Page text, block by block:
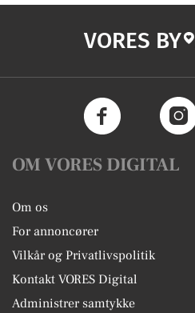
VORES BY
OM VORES DIGITAL
Om os
For annoncører
Vilkår og Privatlivspolitik
Kontakt VORES Digital
Administrer samtykke